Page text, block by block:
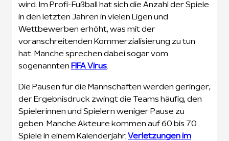
wird. Im Profi-Fußball hat sich die Anzahl der Spiele
in den letzten Jahren in vielen Ligen und
Wettbewerben erhöht, was mit der
voranschreitenden Kommerzialisierung zu tun
hat. Manche sprechen dabei sogar vom
sogenannten FIFA Virus
Die Pausen für die Mannschaften werden geringer,
der Ergebnisdruck zwingt die Teams häufig, den
Spielerinnen und Spielern weniger Pause zu
geben. Manche Akteure kommen auf 60 bis 70
Spiele in einem Kalenderjahr. Verletzungen im